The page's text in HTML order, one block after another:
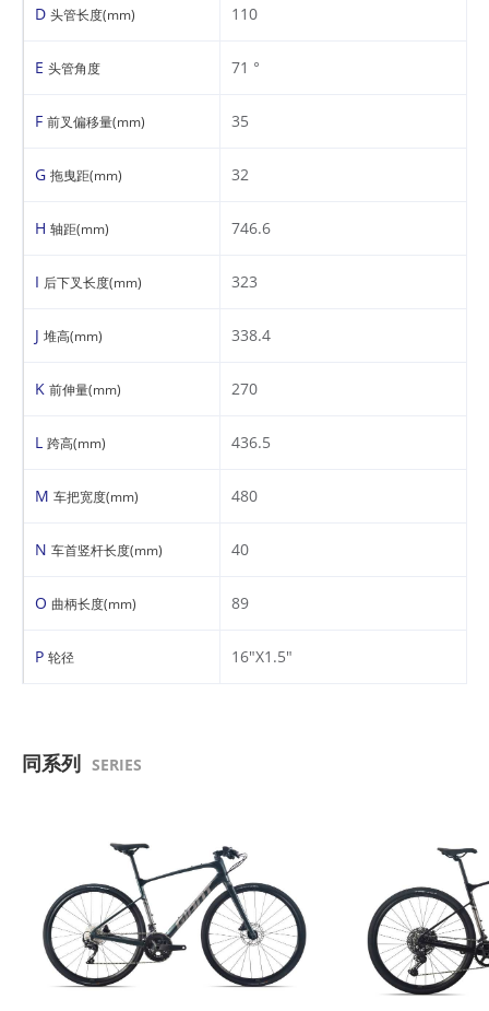
D 头管长度(mm) 110
E 头管角度 71 °
F 前叉偏移量(mm) 35
G 拖曳距(mm) 32
H 轴距(mm) 746.6
I 后下叉长度(mm) 323
J 堆高(mm) 338.4
K 前伸量(mm) 270
L 跨高(mm) 436.5
M 车把宽度(mm) 480
N 车首竖杆长度(mm) 40
O 曲柄长度(mm) 89
P 轮径 16"X1.5"
同系列 SERIES